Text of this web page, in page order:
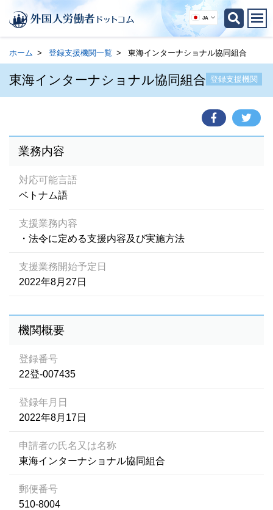
JA
ホーム 登録支援機関一覧 東海インターナショナル協同組合
東海インターナショナル協同組合 登録支援機関
業務内容
対応可能言語
ベトナム語
支援業務内容
・法令に定める支援内容及び実施方法
支援業務開始予定日
2022年8月27日
機関概要
登録番号
22登-007435
登録年月日
2022年8月17日
申請者の氏名又は名称
東海インターナショナル協同組合
郵便番号
510-8004